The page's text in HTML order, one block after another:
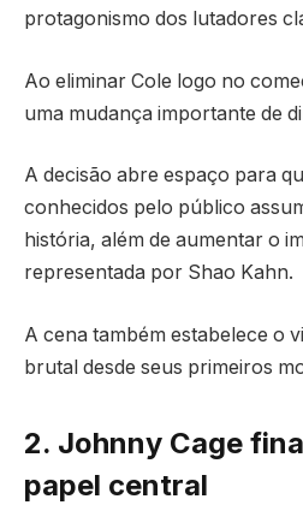
protagonismo dos lutadores
Ao eliminar Cole logo no
uma mudança importante de
A decisão abre espaço para
conhecidos pelo público
história, além de aumentar o
representada por Shao Kahn.
A cena também estabelece o
brutal desde seus primeiros
2. Johnny Cage
papel central